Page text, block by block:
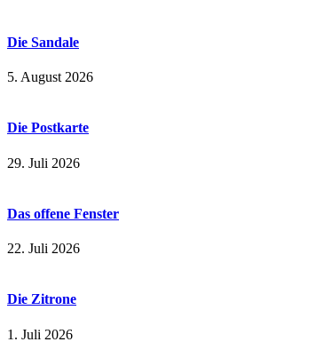
Die Sandale
5. August 2026
Die Postkarte
29. Juli 2026
Das offene Fenster
22. Juli 2026
Die Zitrone
1. Juli 2026